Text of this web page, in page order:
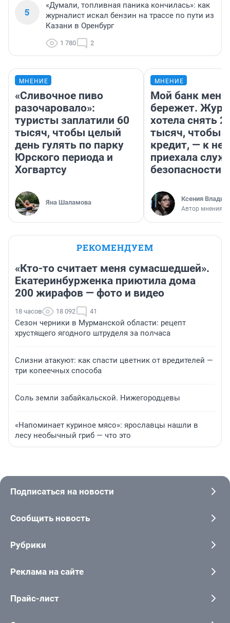
5
«Думали, топливная паника кончилась»: как
журналист искал бензин на трассе по пути из
Казани в Оренбург
1 780 2
МНЕНИЕ
«Сливочное пиво
разочаровало»:
туристы заплатили 60
тысяч, чтобы целый
день гулять по парку
Юрского периода и
Хогвартсу
Яна Шаламова
МНЕНИЕ
Мой банк меня
бережет.
хотела снять
тысяч, чтобы
кредит, — к
приехала
безопасности
Ксения
Автор мнения
РЕКОМЕНДУЕМ
«Кто-то считает меня сумасшедшей».
Екатеринбурженка приютила дома
200 жирафов — фото и видео
18 часов 18 092 41
Сезон черники в Мурманской области: рецепт
хрустящего ягодного штруделя за полчаса
Слизни атакуют: как спасти цветник от вредителей —
три копеечных способа
Соль земли забайкальской. Нижегородцевы
«Напоминает куриное мясо»: ярославцы нашли в
лесу необычный гриб — что это
Подписаться на новости
Сообщить новость
Рубрики
Реклама на сайте
Прайс-лист